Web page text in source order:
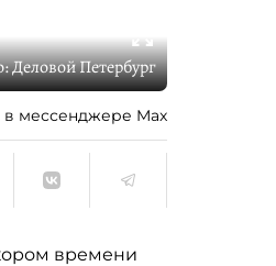
Деловой Петербург
в мессенджере Max
времени